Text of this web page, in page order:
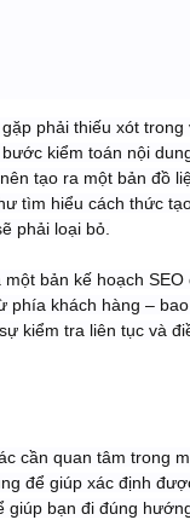
phải thiếu xót trong
kiểm toán nội
tạo ra một bản đồ
tìm hiểu cách thức
phải loại bỏ.
bản kế hoạch SEO
phía khách hàng –
kiểm tra liên tục và
cần quan tâm trong
để giúp xác định
bạn đi đúng